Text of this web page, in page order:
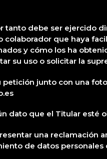
tanto debe ser
que haya
y cómo los ha
su uso o solicitar la
petición junto con una
dato que el Titular
una reclamación
de datos